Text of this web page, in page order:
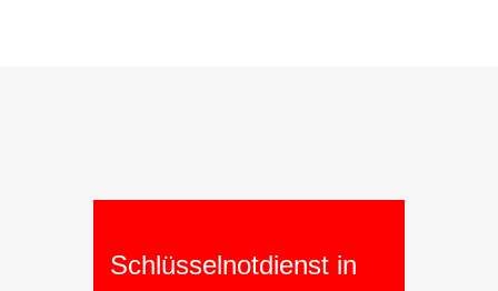
Schlüsselnotdienst in